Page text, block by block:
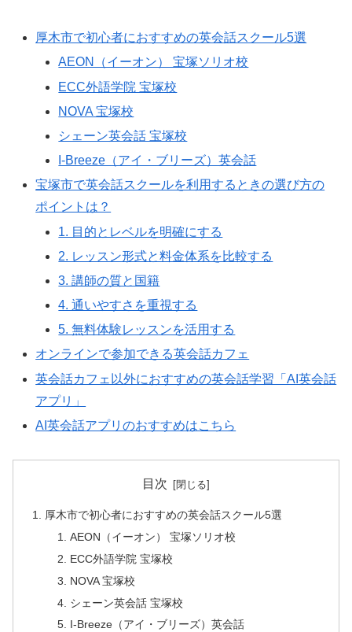
厚木市で初心者におすすめの英会話スクール5選
AEON（イーオン） 宝塚ソリオ校
ECC外語学院 宝塚校
NOVA 宝塚校
シェーン英会話 宝塚校
I-Breeze（アイ・ブリーズ）英会話
宝塚市で英会話スクールを利用するときの選び方の
ポイントは？
1. 目的とレベルを明確にする
2. レッスン形式と料金体系を比較する
3. 講師の質と国籍
4. 通いやすさを重視する
5. 無料体験レッスンを活用する
オンラインで参加できる英会話カフェ
英会話カフェ以外におすすめの英会話学習「AI英会話
アプリ」
AI英会話アプリのおすすめはこちら
目次
厚木市で初心者におすすめの英会話スクール5選
AEON（イーオン） 宝塚ソリオ校
ECC外語学院 宝塚校
NOVA 宝塚校
シェーン英会話 宝塚校
I-Breeze（アイ・ブリーズ）英会話